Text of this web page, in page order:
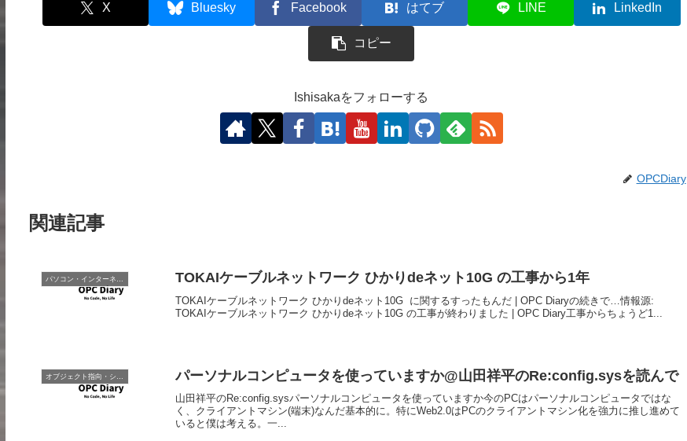
X Bluesky Facebook はてブ LINE LinkedIn
コピー
Ishisakaをフォローする
OPCDiary
関連記事
TOKAIケーブルネットワーク ひかりdeネット10G の工事から1年
TOKAIケーブルネットワーク ひかりdeネット10G に関するすったもんだ | OPC Diaryの続きで…情報源:
TOKAIケーブルネットワーク ひかりdeネット10G の工事が終わりました | OPC Diary工事からちょうど1...
オブジェクト指向・システム開発 パーソナルコンピュータを使っていますか@山田祥平のRe:config.sysを読んで
山田祥平のRe:config.sysパーソナルコンピュータを使っていますか今のPCはパーソナルコンピュータではな
く、クライアントマシン(端末)なんだ基本的に。特にWeb2.0はPCのクライアントマシン化を強力に推し進めて
いると僕は考える。一...